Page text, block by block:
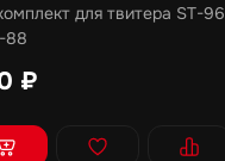
для твитера ST-96
88
₽